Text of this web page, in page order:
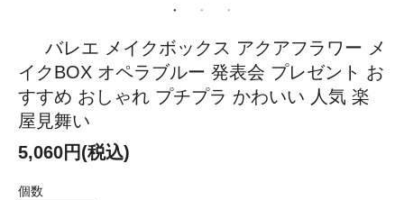
バレエ メイクボックス アクアフラワー メ
イクBOX オペラブルー 発表会 プレゼント お
すすめ おしゃれ プチプラ かわいい 人気 楽
屋見舞い
5,060円(税込)
個数